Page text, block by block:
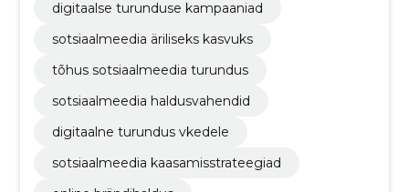
digitaalse turunduse kampaaniad
sotsiaalmeedia äriliseks kasvuks
tõhus sotsiaalmeedia turundus
sotsiaalmeedia haldusvahendid
digitaalne turundus vkedele
sotsiaalmeedia kaasamisstrateegiad